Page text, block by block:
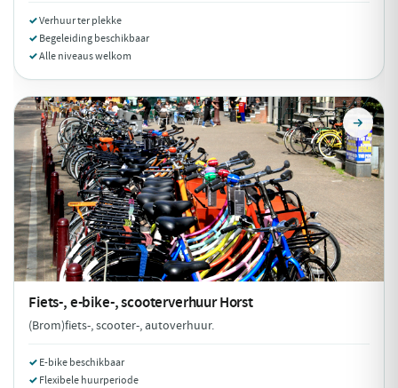
Verhuur ter plekke
Begeleiding beschikbaar
Alle niveaus welkom
Fiets-, e-bike-, scooterverhuurHorst
(Brom)fiets-, scooter-, autoverhuur.
E-bike beschikbaar
Flexibele huurperiode